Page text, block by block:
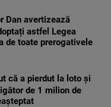
Dan avertizează
astfel Legea
de toate prerogativele
că a pierdut la loto și
de 1 milion de